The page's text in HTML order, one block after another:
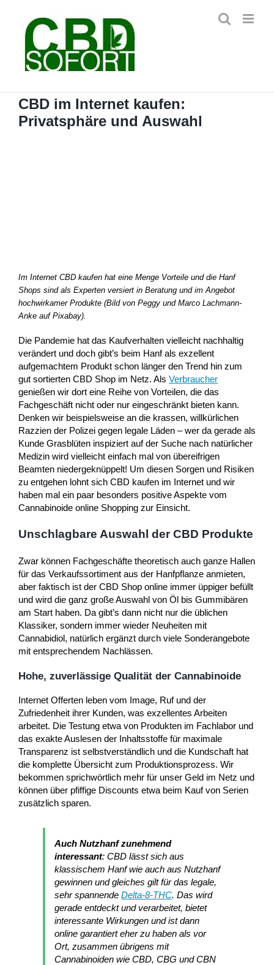
springen
CBD im Internet kaufen:
Privatsphäre und Auswahl
Im Internet CBD kaufen hat eine Menge Vorteile und die Hanf
Shops sind als Experten versiert in Beratung und im Angebot
hochwirkamer Produkte (Bild von Peggy und Marco Lachmann-
Anke auf Pixabay).
Die Pandemie hat das Kaufverhalten vielleicht nachhaltig
verändert und doch gibt’s beim Hanf als exzellent
aufgemachtem Produkt schon länger den Trend hin zum
gut sortierten CBD Shop im Netz. Als Verbraucher
genießen wir dort eine Reihe von Vorteilen, die das
Fachgeschäft nicht oder nur eingeschränkt bieten kann.
Denken wir beispielsweise an die krassen, willkürlichen
Razzien der Polizei gegen legale Läden – wer da gerade als
Kunde Grasblüten inspiziert auf der Suche nach natürlicher
Medizin wird vielleicht einfach mal von übereifrigen
Beamten niedergeknüppelt! Um diesen Sorgen und Risiken
zu entgehen lohnt sich CBD kaufen im Internet und wir
haben mal ein paar besonders positive Aspekte vom
Cannabinoide online Shopping zur Einsicht.
Unschlagbare Auswahl der CBD Produkte
Zwar können Fachgeschäfte theoretisch auch ganze Hallen
für das Verkaufssortiment aus der Hanfpflanze anmieten,
aber faktisch ist der CBD Shop online immer üppiger befüllt
und wird die ganz große Auswahl von Öl bis Gummibären
am Start haben. Da gibt’s dann nicht nur die üblichen
Klassiker, sondern immer wieder Neuheiten mit
Cannabidiol, natürlich ergänzt durch viele Sonderangebote
mit entsprechendem Nachlässen.
Hohe, zuverlässige Qualität der Cannabinoide
Internet Offerten leben vom Image, Ruf und der
Zufriedenheit ihrer Kunden, was exzellentes Arbeiten
arbeitet. Die Testung etwa von Produkten im Fachlabor und
das exakte Auslesen der Inhaltsstoffe für maximale
Transparenz ist selbstverständlich und die Kundschaft hat
die komplette Übersicht zum Produktionsprozess. Wir
bekommen sprichwörtlich mehr für unser Geld im Netz und
können über pfiffige Discounts etwa beim Kauf von Serien
zusätzlich sparen.
Auch Nutzhanf zunehmend
interessant: CBD lässt sich aus
klassischem Hanf wie auch aus Nutzhanf
gewinnen und gleiches gilt für das legale,
sehr spannende Delta-8-THC. Das wird
gerade entdeckt und verarbeitet, bietet
interessante Wirkungen und ist dann
online garantiert eher zu haben als vor
Ort, zusammen übrigens mit
Cannabinoiden wie CBD, CBG und CBN